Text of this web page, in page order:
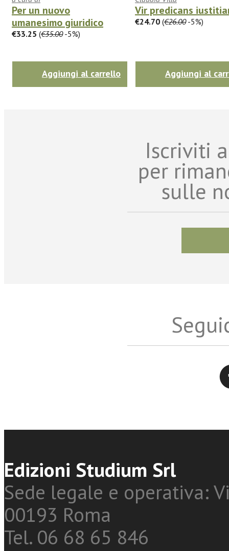
Per un nuovo
umanesimo giuridico
€33.25 (€35.00-5%)
Aggiungi al carrello
Vir predicans
€24.70 (€26.00-5%)
Aggiungi al
Iscriviti
per
sulle
Edizioni Studium Srl
Sede legale e operativa:
00193 Roma
Tel. 06 68 65 846